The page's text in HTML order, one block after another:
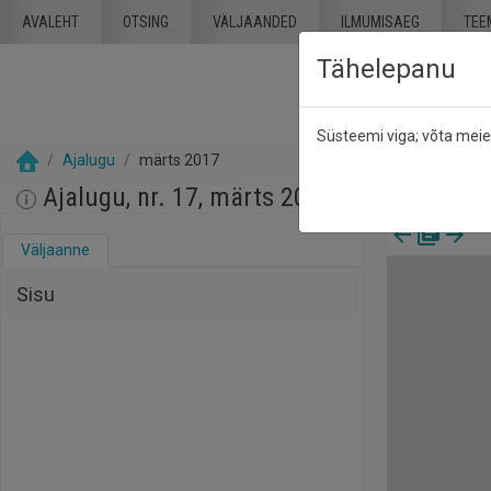
AVALEHT OTSING VÄLJAANDED ILMUMISAEG
Ajalugu märts 2017
Ajalugu, nr. 17, märts 2017
Väljaanne
Sisu
Tähelepanu
Süsteemi viga; võta